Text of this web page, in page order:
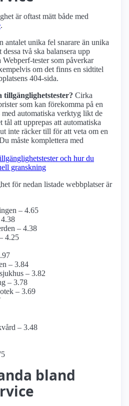
är oftast mätt både med
.
antalet unika fel snarare än unika
två ska balansera upp
tester som påverkar
om det finns en sidtitel
404-sida.
Cirka
som kan förekomma på en
automatiska verktyg likt de
tål att upprepas att automatiska
inte räcker till för att veta om en
måste komplettera med
och hur du
granskning
för nedan listade webbplatser är
– 4.65
– 4.38
4.25
– 3.84
– 3.82
– 3.78
– 3.69
– 3.48
bland